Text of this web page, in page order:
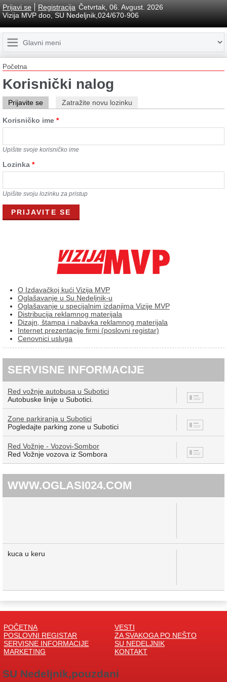
Prijavi se Registracija Četvrtak, 06. Avgust. 2026
Vizija MVP doo, SU Nedeljnik,024/670-906
Početna
Korisnički nalog
Prijavite se Zatražite novu lozinku
Korisničko ime *
Upišite svoje korisničko ime
Lozinkа *
Upišite svoju lozinku za pristup
O Izdavačkoj kući Vizija MVP
Oglašavanje u Su Nedeljnik-u
Oglašavanje u specijalnim izdanjima Vizije MVP
Distribucija reklamnog materijala
Dizajn, štampa i nabavka reklamnog materijala
Internet prezentacije firmi (poslovni registar)
Cenovnici usluga
SERVISNE INFORMACIJE
Red vožnje autobusa u Subotici
Autobuske linije u Subotici.
Zone parkiranja u Subotici
Pogledajte parking zone u Subotici7
Red Vožnje - Vozovi-Sombor
Red Vožnje vozova iz Sombora
WWW.OGLASI024.COM
kuca u keru
POČETNA
VESTI
POSLOVNI REGISTAR
ZA SVAKOGA PO NEŠTO
SERVISNE INFORMACIJE
SU NEDELJNIK
MARKETING
KONTAKT
SU Nedeljnik,pouzdani